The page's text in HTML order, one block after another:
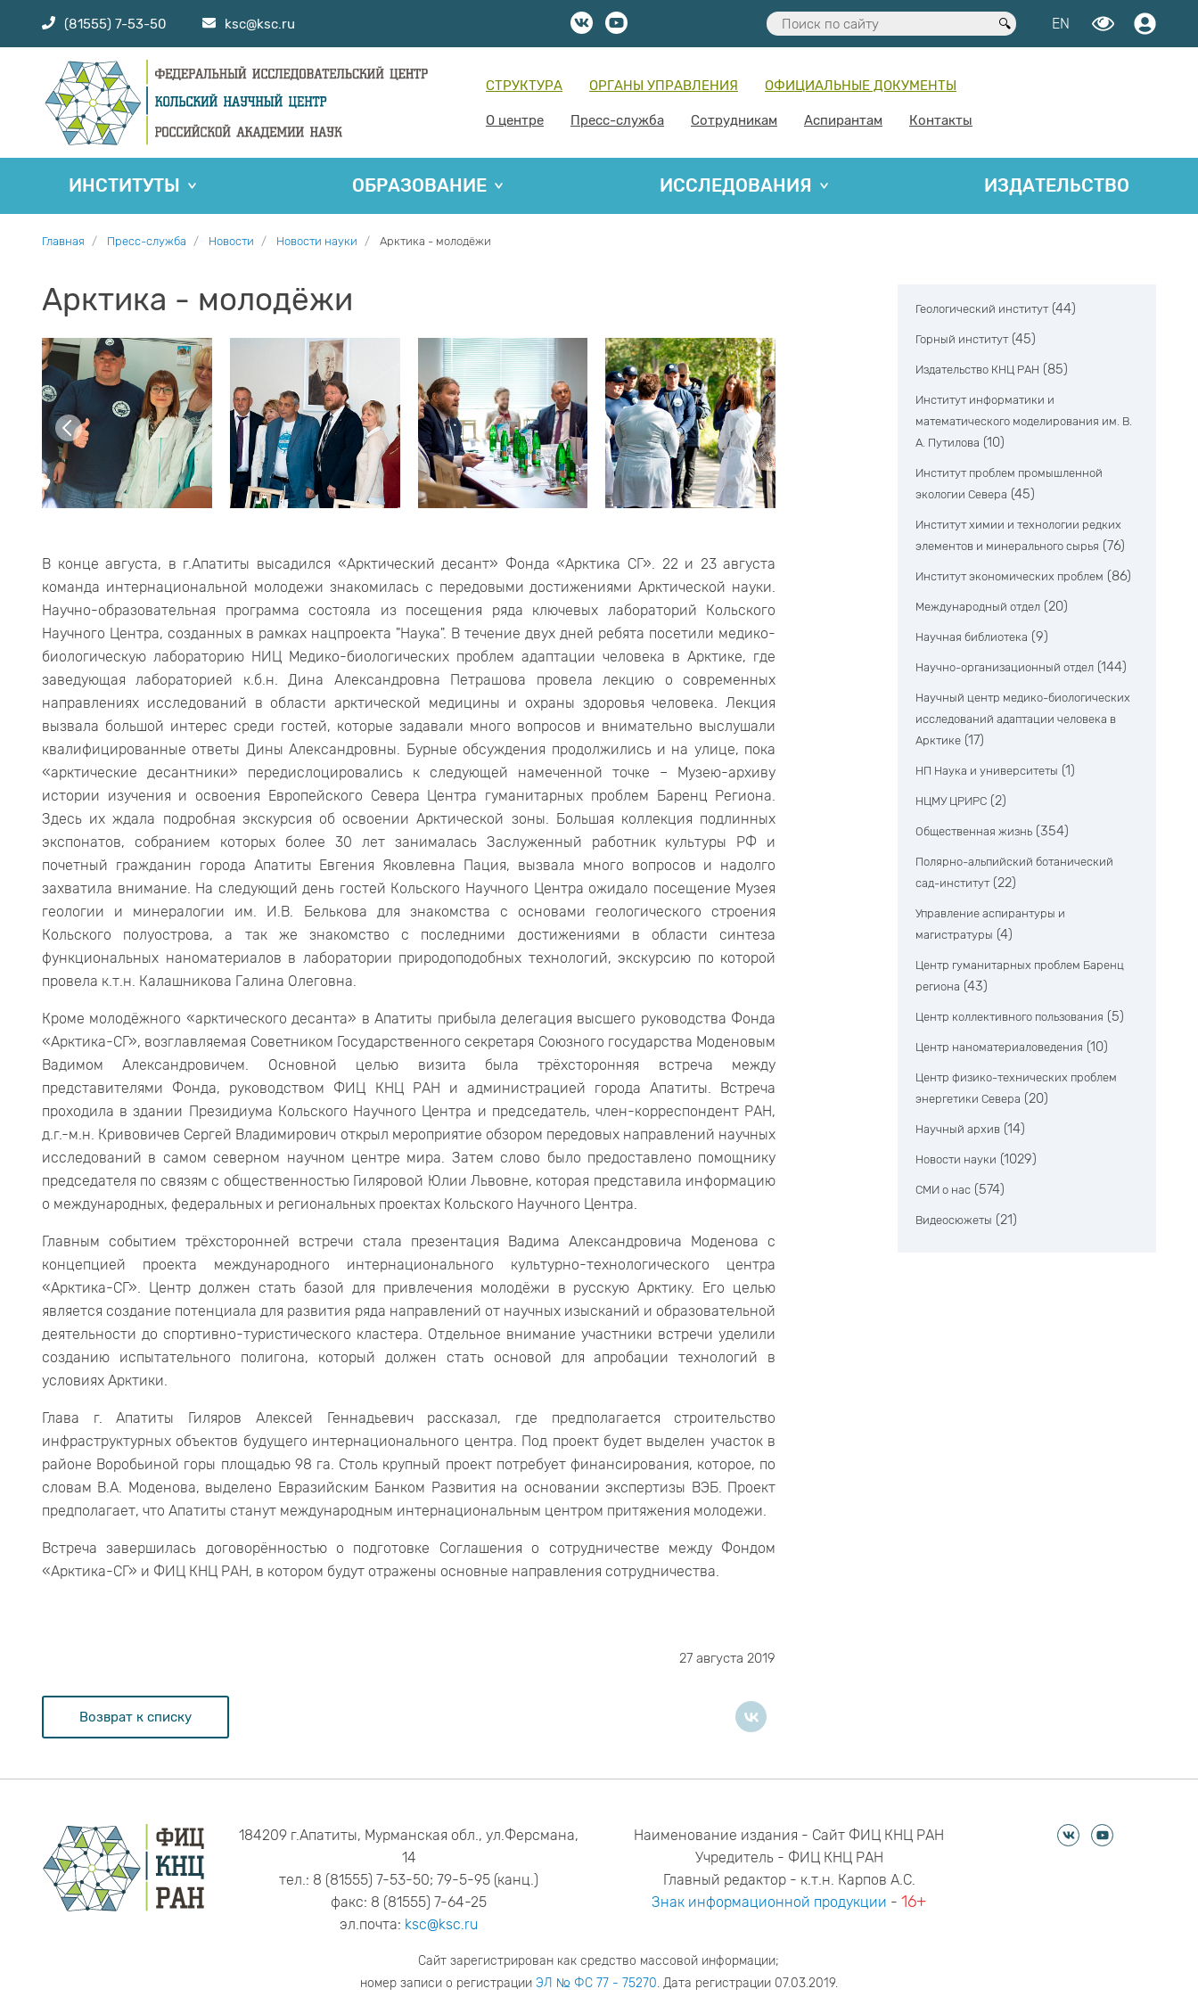
(81555) 7-53-50 ksc@ksc.ru EN
СТРУКТУРА ОРГАНЫ УПРАВЛЕНИЯ ОФИЦИАЛЬНЫЕ ДОКУМЕНТЫ
О центре Пресс-служба Сотрудникам Аспирантам Контакты
ИНСТИТУТЫ ОБРАЗОВАНИЕ ИССЛЕДОВАНИЯ ИЗДАТЕЛЬСТВО
Главная Пресс-служба Новости Новости науки Арктика - молодёжи
Арктика - молодёжи
В конце августа, в г.Апатиты высадился «Арктический десант» Фонда «Арктика СГ». 22 и 23 августа
команда интернациональной молодежи знакомилась с передовыми достижениями Арктической науки.
Научно-образовательная программа состояла из посещения ряда ключевых лабораторий Кольского
Научного Центра, созданных в рамках нацпроекта "Наука". В течение двух дней ребята посетили медико-
биологическую лабораторию НИЦ Медико-биологических проблем адаптации человека в Арктике, где
заведующая лабораторией к.б.н. Дина Александровна Петрашова провела лекцию о современных
направлениях исследований в области арктической медицины и охраны здоровья человека. Лекция
вызвала большой интерес среди гостей, которые задавали много вопросов и внимательно выслушали
квалифицированные ответы Дины Александровны. Бурные обсуждения продолжились и на улице, пока
«арктические десантники» передислоцировались к следующей намеченной точке – Музею-архиву
истории изучения и освоения Европейского Севера Центра гуманитарных проблем Баренц Региона.
Здесь их ждала подробная экскурсия об освоении Арктической зоны. Большая коллекция подлинных
экспонатов, собранием которых более 30 лет занималась Заслуженный работник культуры РФ и
почетный гражданин города Апатиты Евгения Яковлевна Пация, вызвала много вопросов и надолго
захватила внимание. На следующий день гостей Кольского Научного Центра ожидало посещение Музея
геологии и минералогии им. И.В. Белькова для знакомства с основами геологического строения
Кольского полуострова, а так же знакомство с последними достижениями в области синтеза
функциональных наноматериалов в лаборатории природоподобных технологий, экскурсию по которой
провела к.т.н. Калашникова Галина Олеговна.
Кроме молодёжного «арктического десанта» в Апатиты прибыла делегация высшего руководства Фонда
«Арктика-СГ», возглавляемая Советником Государственного секретаря Союзного государства Моденовым
Вадимом Александровичем. Основной целью визита была трёхсторонняя встреча между
представителями Фонда, руководством ФИЦ КНЦ РАН и администрацией города Апатиты. Встреча
проходила в здании Президиума Кольского Научного Центра и председатель, член-корреспондент РАН,
д.г.-м.н. Кривовичев Сергей Владимирович открыл мероприятие обзором передовых направлений научных
исследований в самом северном научном центре мира. Затем слово было предоставлено помощнику
председателя по связям с общественностью Гиляровой Юлии Львовне, которая представила информацию
о международных, федеральных и региональных проектах Кольского Научного Центра.
Главным событием трёхсторонней встречи стала презентация Вадима Александровича Моденова с
концепцией проекта международного интернационального культурно-технологического центра
«Арктика-СГ». Центр должен стать базой для привлечения молодёжи в русскую Арктику. Его целью
является создание потенциала для развития ряда направлений от научных изысканий и образовательной
деятельности до спортивно-туристического кластера. Отдельное внимание участники встречи уделили
созданию испытательного полигона, который должен стать основой для апробации технологий в
условиях Арктики.
Глава г. Апатиты Гиляров Алексей Геннадьевич рассказал, где предполагается строительство
инфраструктурных объектов будущего интернационального центра. Под проект будет выделен участок в
районе Воробьиной горы площадью 98 га. Столь крупный проект потребует финансирования, которое, по
словам В.А. Моденова, выделено Евразийским Банком Развития на основании экспертизы ВЭБ. Проект
предполагает, что Апатиты станут международным интернациональным центром притяжения молодежи.
Встреча завершилась договорённостью о подготовке Соглашения о сотрудничестве между Фондом
«Арктика-СГ» и ФИЦ КНЦ РАН, в котором будут отражены основные направления сотрудничества.
27 августа 2019
Возврат к списку
Геологический институт (44)
Горный институт (45)
Издательство КНЦ РАН (85)
Институт информатики и
математического моделирования им. В.
А. Путилова (10)
Институт проблем промышленной
экологии Севера (45)
Институт химии и технологии редких
элементов и минерального сырья (76)
Институт экономических проблем (86)
Международный отдел (20)
Научная библиотека (9)
Научно-организационный отдел (144)
Научный центр медико-биологических
исследований адаптации человека в
Арктике (17)
НП Наука и университеты (1)
НЦМУ ЦРИРС (2)
Общественная жизнь (354)
Полярно-альпийский ботанический
сад-институт (22)
Управление аспирантуры и
магистратуры (4)
Центр гуманитарных проблем Баренц
региона (43)
Центр коллективного пользования (5)
Центр наноматериаловедения (10)
Центр физико-технических проблем
энергетики Севера (20)
Научный архив (14)
Новости науки (1029)
СМИ о нас (574)
Видеосюжеты (21)
184209 г.Апатиты, Мурманская обл., ул.Ферсмана,
14
тел.: 8 (81555) 7-53-50; 79-5-95 (канц.)
факс: 8 (81555) 7-64-25
эл.почта: ksc@ksc.ru
Наименование издания - Сайт ФИЦ КНЦ РАН
Учредитель - ФИЦ КНЦ РАН
Главный редактор - к.т.н. Карпов А.С.
Знак информационной продукции -16+
Сайт зарегистрирован как средство массовой информации;
номер записи о регистрации ЭЛ № ФС 77 - 75270. Дата регистрации 07.03.2019.